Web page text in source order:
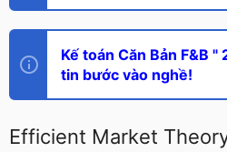
Kế toán Căn Bản F&B
tin bước vào nghề!
Efficient Market